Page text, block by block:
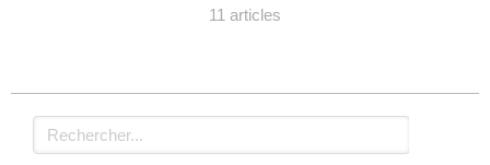
11 articles
Rechercher